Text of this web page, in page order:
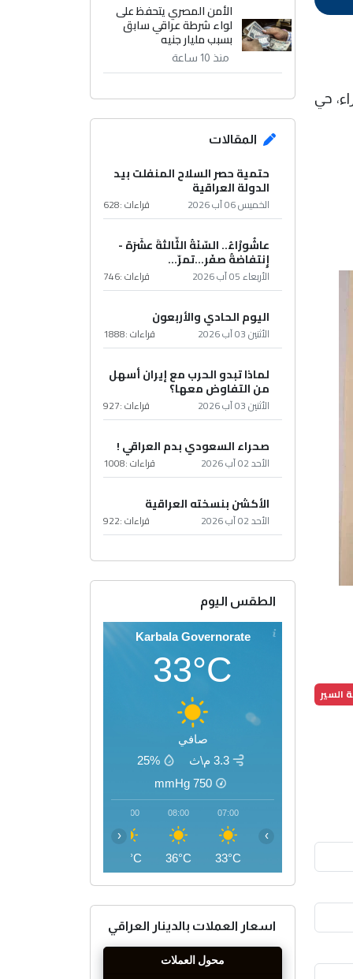
حي
السير
الأمن المصري يتحفظ على
لواء شرطة عراقي سابق
بسبب مليار جنيه
منذ 10 ساعة
المقالات
حتمية حصر السلاح المنفلت بيد
الدولة العراقية
الخميس 06 آب 2026 قراءات :628
عاشُورْاءُ.. السّنَةُ الثّالثةَ عشَرَة -
إِنتفاضةُ صفَر…تمرّ...
الأربعاء 05 آب 2026 قراءات :746
اليوم الحادي والأربعون
الأثنين 03 آب 2026 قراءات :1888
لماذا تبدو الحرب مع إيران أسهل
من التفاوض معها؟
الأثنين 03 آب 2026 قراءات :927
صحراء السعودي بدم العراقي !
الأحد 02 آب 2026 قراءات :1008
الأكشن بنسخته العراقية
الأحد 02 آب 2026 قراءات :922
الطقس اليوم
Karbala Governorate
33°C
صافي
3.3 م\ث
25%
750
mmHg
07:00
33°C
08:00
36°C
09:00
38°C
‹ ›
اسعار العملات بالدينار العراقي